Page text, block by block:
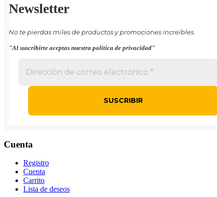
Newsletter
No te pierdas miles de productos y promociones increíbles.
"Al suscribirte aceptas nuestra política de privacidad"
Cuenta
Registro
Cuenta
Carrito
Lista de deseos